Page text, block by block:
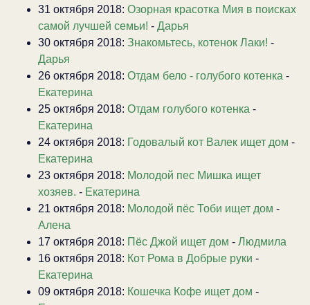
31 октября 2018: Озорная красотка Мия в поисках
самой лучшей семьи! - Дарья
30 октября 2018: Знакомьтесь, котенок Лаки! -
Дарья
26 октября 2018: Отдам бело - голубого котенка -
Екатерина
25 октября 2018: Отдам голубого котенка -
Екатерина
24 октября 2018: Годовалый кот Валек ищет дом -
Екатерина
23 октября 2018: Молодой пес Мишка ищет
хозяев. - Екатерина
21 октября 2018: Молодой пёс Тоби ищет дом -
Алена
17 октября 2018: Пёс Джой ищет дом - Людмила
16 октября 2018: Кот Рома в Добрые руки -
Екатерина
09 октября 2018: Кошечка Кофе ищет дом -